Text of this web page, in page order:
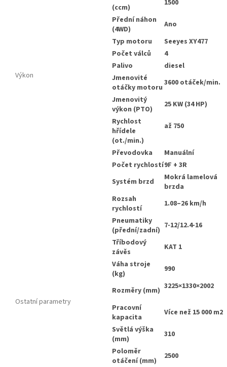
Výkon
(ccm)
1500
Přední náhon
(4WD)
Ano
Typ motoru
Seeyes XY477
Počet válců
4
Palivo
diesel
Jmenovité
otáčky motoru 3600 otáček/min.
Jmenovitý
výkon (PTO)
25 KW (34 HP)
Rychlost
hřídele
(ot./min.)
až 750
Převodovka
Manuální
Počet rychlostí9F + 3R
Ostatní parametry
Systém brzd
Mokrá lamelová
brzda
Rozsah
rychlostí
1.08–26 km/h
Pneumatiky
(přední/zadní) 7-12/12.4-16
Tříbodový
závěs
KAT 1
Váha stroje
(kg)
990
Rozměry (mm) 3225×1330×2002
Pracovní
kapacita
Více než 15 000 m2
Světlá výška
(mm)
310
Poloměr
otáčení (mm)
2500